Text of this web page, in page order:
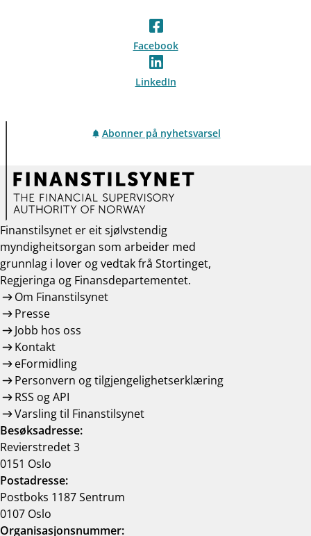
Facebook
LinkedIn
Abonner på nyhetsvarsel
Finanstilsynet er eit sjølvstendig
myndigheitsorgan som arbeider med
grunnlag i lover og vedtak frå Stortinget,
Regjeringa og Finansdepartementet.
Om Finanstilsynet
Presse
Jobb hos oss
Kontakt
eFormidling
Personvern og tilgjengelighetserklæring
RSS og API
Varsling til Finanstilsynet
Besøksadresse:
Revierstredet 3
0151 Oslo
Postadresse:
Postboks 1187 Sentrum
0107 Oslo
Organisasjonsnummer: